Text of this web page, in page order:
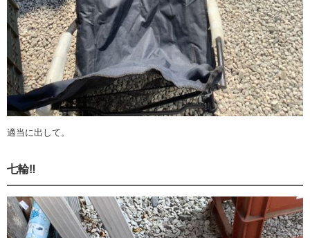
適当に出して。
七輪‼️